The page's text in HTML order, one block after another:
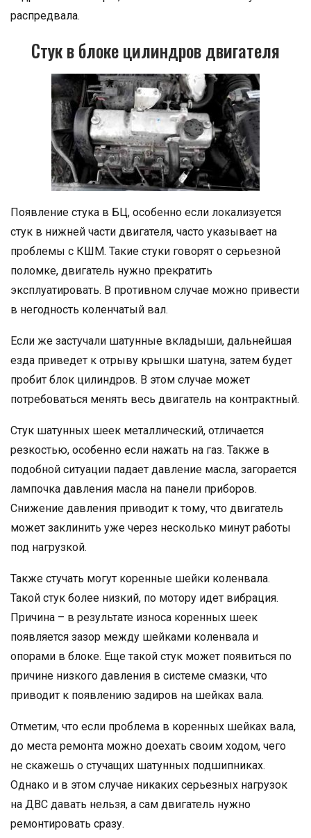
распредвала.
Стук в блоке цилиндров двигателя
Появление стука в БЦ, особенно если локализуется
стук в нижней части двигателя, часто указывает на
проблемы с КШМ. Такие стуки говорят о серьезной
поломке, двигатель нужно прекратить
эксплуатировать. В противном случае можно привести
в негодность коленчатый вал.
Если же застучали шатунные вкладыши, дальнейшая
езда приведет к отрыву крышки шатуна, затем будет
пробит блок цилиндров. В этом случае может
потребоваться менять весь двигатель на контрактный.
Стук шатунных шеек металлический, отличается
резкостью, особенно если нажать на газ. Также в
подобной ситуации падает давление масла, загорается
лампочка давления масла на панели приборов.
Снижение давления приводит к тому, что двигатель
может заклинить уже через несколько минут работы
под нагрузкой.
Также стучать могут коренные шейки коленвала.
Такой стук более низкий, по мотору идет вибрация.
Причина – в результате износа коренных шеек
появляется зазор между шейками коленвала и
опорами в блоке. Еще такой стук может появиться по
причине низкого давления в системе смазки, что
приводит к появлению задиров на шейках вала.
Отметим, что если проблема в коренных шейках вала,
до места ремонта можно доехать своим ходом, чего
не скажешь о стучащих шатунных подшипниках.
Однако и в этом случае никаких серьезных нагрузок
на ДВС давать нельзя, а сам двигатель нужно
ремонтировать сразу.